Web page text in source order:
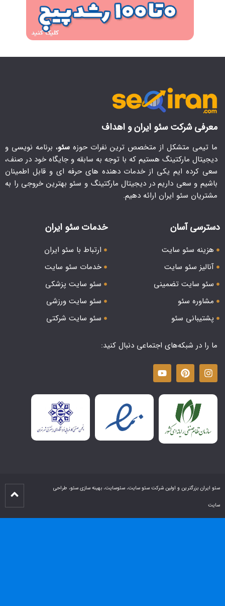
معرفی شرکت سئو ایران و اهداف
ما تیمی متشکل از متخصص ترین نفرات حوزه سئو، برنامه نویسی و
دیجیتال مارکتینگ هستیم که با توجه به سابقه و جایگاه خود در صنف،
سعی کرده ایم یکی از خدمات دهنده های حرفه ای و قابل اطمینان
باشیم و سعی داریم در دیجیتال مارکتینگ و سئو بهترین خروجی را به
مشتریان سئو ایران ارائه دهیم.
دسترسی آسان
هزینه سئو سایت
آنالیز سئو سایت
سئو سایت تضمینی
مشاوره سئو
پشتیبانی سئو
خدمات سئو ایران
ارتباط با سئو ایران
خدمات سئو سایت
سئو سایت پزشکی
سئو سایت ورزشی
سئو سایت شرکتی
ما را در شبکه‌های اجتماعی دنبال کنید:
سئو ایران بزرگترین و اولین شرکت سئو سایت، سئوسایت، بهینه سازی سئو، طراحی
سایت